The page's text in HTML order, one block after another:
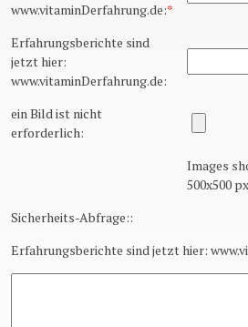
www.vitaminDerfahrung.de:*
Erfahrungsberichte sind
jetzt hier:
www.vitaminDerfahrung.de:
ein Bild ist nicht
erforderlich:
Images
500x500
Sicherheits-Abfrage::
Erfahrungsberichte sind jetzt hier: